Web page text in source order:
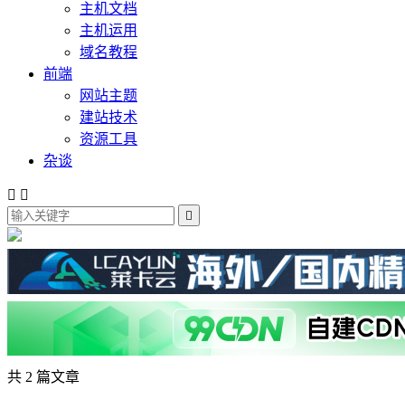
主机文档
主机运用
域名教程
前端
网站主题
建站技术
资源工具
杂谈
 

共 2 篇文章